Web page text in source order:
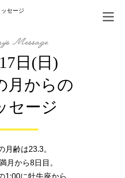
セージ
日(日)
月からの
セージ
月齢は23.3。
月から8日目。
1:00に牡牛座から